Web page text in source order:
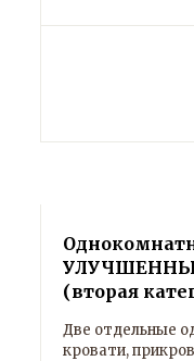
(вторая
Две отдельные
кровати,